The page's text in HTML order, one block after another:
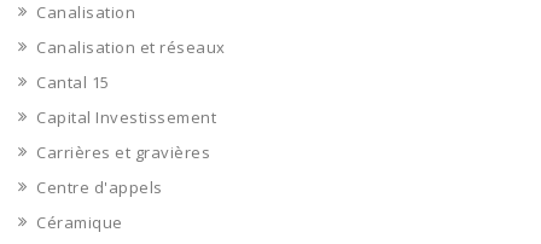
Canalisation
Canalisation et réseaux
Cantal 15
Capital Investissement
Carrières et gravières
Centre d'appels
Céramique